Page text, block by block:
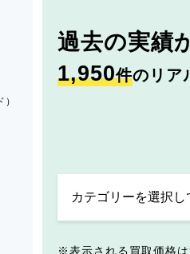
過去の実績
1,950件のリア
表示される買取価格